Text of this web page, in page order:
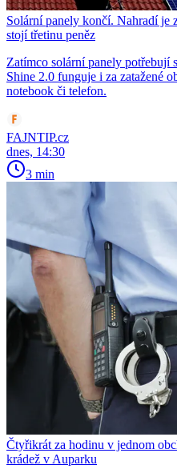
Solární panely končí. Nahradí je
stojí třetinu peněz
Zatímco solární panely potřebují
Shine 2.0 funguje i za zatažené
notebook či telefon.
FAJNTIP.cz
dnes, 14:30
3 min
Čtyřikrát za hodinu v jednom
krádež v Auparku